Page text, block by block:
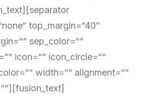
top_margin=“40″
sep_color=““
icon=““ icon_circle=““
width=““ alignment=““